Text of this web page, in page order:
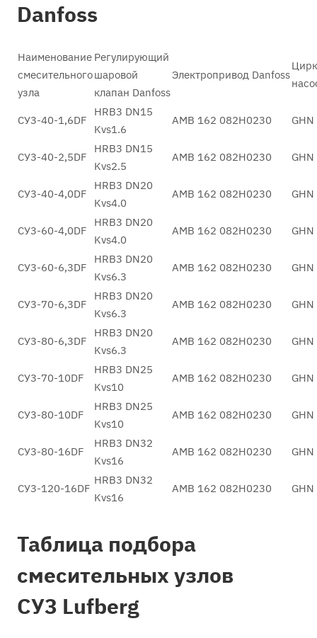
Danfoss
Наименование
смесительного
узла
Регулирующий
шаровой
клапан Danfoss
Электропривод Danfoss
СУ3-40-1,6DF
HRB3 DN15
Kvs1.6
AMB 162 082H0230
СУ3-40-2,5DF
HRB3 DN15
Kvs2.5
AMB 162 082H0230
СУ3-40-4,0DF
HRB3 DN20
Kvs4.0
AMB 162 082H0230
СУ3-60-4,0DF
HRB3 DN20
Kvs4.0
AMB 162 082H0230
СУ3-60-6,3DF
HRB3 DN20
Kvs6.3
AMB 162 082H0230
СУ3-70-6,3DF
HRB3 DN20
Kvs6.3
AMB 162 082H0230
СУ3-80-6,3DF
HRB3 DN20
Kvs6.3
AMB 162 082H0230
СУ3-70-10DF
HRB3 DN25
Kvs10
AMB 162 082H0230
СУ3-80-10DF
HRB3 DN25
Kvs10
AMB 162 082H0230
СУ3-80-16DF
HRB3 DN32
Kvs16
AMB 162 082H0230
СУ3-120-16DF
HRB3 DN32
Kvs16
AMB 162 082H0230
Таблица подбора
смесительных узлов
СУ3 Lufberg